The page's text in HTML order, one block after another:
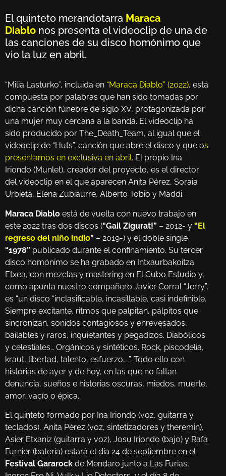
El quinteto merandotarra Maraca
Diablo nos presenta el videoclip de una de
las canciones de su disco homónimo que
vio la luz en abril.
“Milia Lasturko”, incluida en “Maraca Diablo” (2022), está
compuesta por palabras que han sido tomadas por
dicha canción fúnebre de siglo XV, protagonizada por
una mujer muy cercana a la banda. El videoclip ha
sido producido por The_Death_Team, al igual que el
videoclip de “Huts”, canción que abre el disco y que os
presentamos en exclusiva en abril. El propio Ina
Iriondo (Munlet), creador del proyecto, es el director
del videoclip en el que aparecen Anita Pérez, Soraia
Urbieta, Elena Zubiaurre, Alberto Tobio y Maddi.
Maraca Diablo está de vuelta con nuevo trabajo en
este 2022 tras dos discos (“Gail Zigurat!” – 2012- y “El
regreso del niño indio” – 2019-) y el doble single
“1978” publicado durante el confinamiento. Su tercer
disco homónimo se ha grabado en Intxaurbakoitza
Etxea, con mezclas y mastering en El Cubo Estudio y,
como apunta nuestro compañero Javier Corral “Jerry”,
es “un disco “inclasificable, incasillable, casi indefinible.
Siempre excitante, ritmos que palpitan, pálpitos que
sincronizan, sonidos contagiosos y enrevesados,
bailables y raros, inquietantes y pegadizos. Diabólicos
y celestiales… Orgánicos y sintéticos. Rock, piscodelia,
kraut, libertad, talento, esfuerzo,…”. Todo ello con
historias de ayer y de hoy, en las que no faltan
denuncia, sueños e historias oscuras, miedos, muerte,
amor, vacío o épica.
El quinteto formado por Ina Iriondo (voz, guitarra y
teclados), Anita Pérez (voz, sintetizadores y theremin),
Asier Etxaniz (guitarra y voz), Josu Iriondo (bajo) y Rafa
Furnier (batería) estará el día 24 de septiembre en el
Festival Gararock de Mendaro junto a Las Furias,